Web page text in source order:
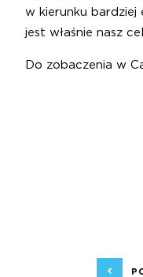
w kierunku bardziej
jest właśnie nasz
Do zobaczenia w